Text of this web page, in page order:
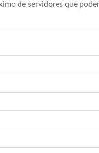
de servidores que